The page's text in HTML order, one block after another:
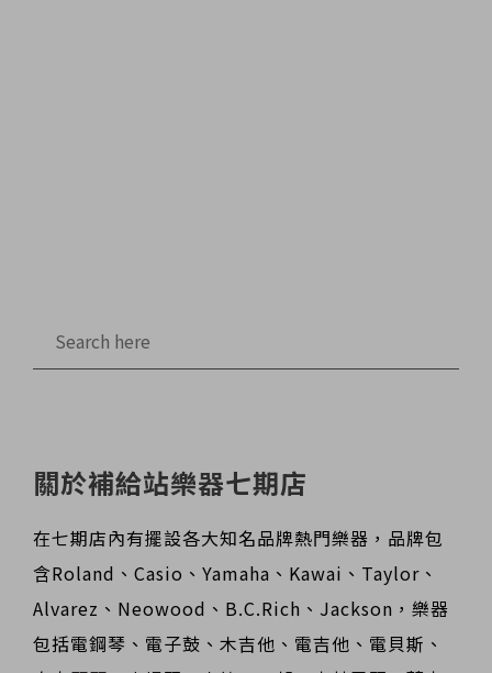
關於補給站樂器七期店
在七期店內有擺設各大知名品牌熱門樂器，品牌包
含Roland、Casio、Yamaha、Kawai、Taylor、
Alvarez、Neowood、B.C.Rich、Jackson，樂器
包括電鋼琴、電子鼓、木吉他、電吉他、電貝斯、